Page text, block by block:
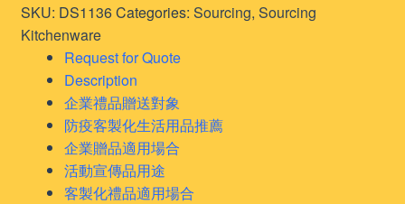
SKU: DS1136Categories: Sourcing, Sourcing
Kitchenware
Request for Quote
Description
企業禮品贈送對象
防疫客製化生活用品推薦
企業贈品適用場合
活動宣傳品用途
客製化禮品適用場合